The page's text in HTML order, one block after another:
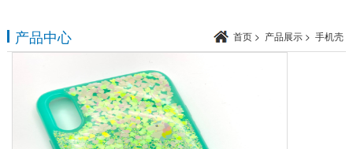
产品中心 首页 > 产品展示 > 手机壳